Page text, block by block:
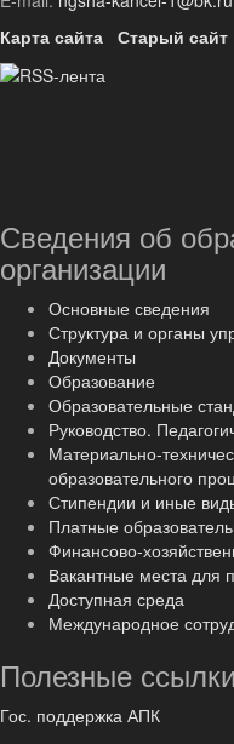
Карта сайта Старый сайт
Сведения об
организации
Основные сведения
Структура и органы
Документы
Образование
Образовательные
Руководство.
Материально-
образовательного
Стипендии и иные
Платные
Финансово-
Вакантные места для
Доступная среда
Международное
Полезные ссылки
Гос. поддержка АПК